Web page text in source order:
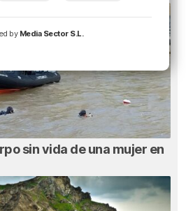
sin vida de una mujer en
by Media Sector S.L.